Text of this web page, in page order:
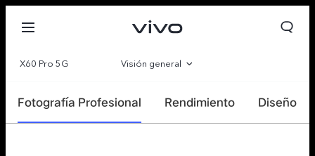
X60 Pro 5G Visión general
Galería
Fotografía Profesional Rendimiento Diseño